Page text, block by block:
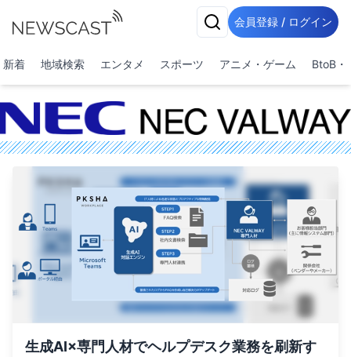
会員登録 / ログイン
新着 地域検索 エンタメ スポーツ アニメ・ゲーム BtoB・
生成AI×専門人材でヘルプデスク業務を刷新す